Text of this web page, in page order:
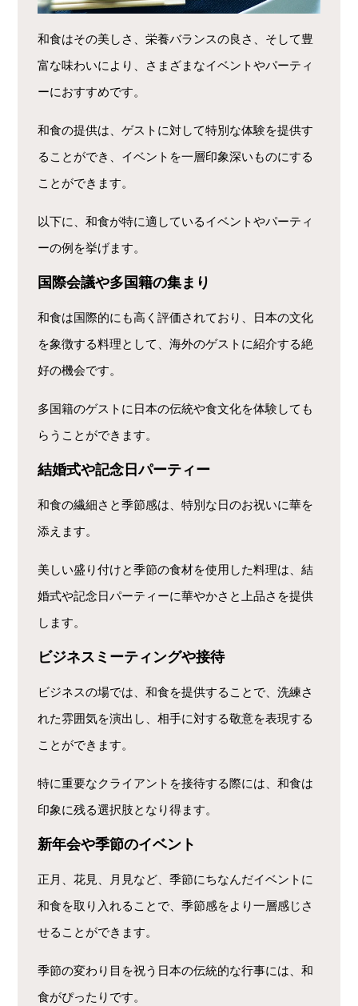
和食はその美しさ、栄養バランスの良さ、そして豊
富な味わいにより、さまざまなイベントやパーティ
ーにおすすめです。
和食の提供は、ゲストに対して特別な体験を提供す
ることができ、イベントを一層印象深いものにする
ことができます。
以下に、和食が特に適しているイベントやパーティ
ーの例を挙げます。
国際会議や多国籍の集まり
和食は国際的にも高く評価されており、日本の文化
を象徴する料理として、海外のゲストに紹介する絶
好の機会です。
多国籍のゲストに日本の伝統や食文化を体験しても
らうことができます。
結婚式や記念日パーティー
和食の繊細さと季節感は、特別な日のお祝いに華を
添えます。
美しい盛り付けと季節の食材を使用した料理は、結
婚式や記念日パーティーに華やかさと上品さを提供
します。
ビジネスミーティングや接待
ビジネスの場では、和食を提供することで、洗練さ
れた雰囲気を演出し、相手に対する敬意を表現する
ことができます。
特に重要なクライアントを接待する際には、和食は
印象に残る選択肢となり得ます。
新年会や季節のイベント
正月、花見、月見など、季節にちなんだイベントに
和食を取り入れることで、季節感をより一層感じさ
せることができます。
季節の変わり目を祝う日本の伝統的な行事には、和
食がぴったりです。